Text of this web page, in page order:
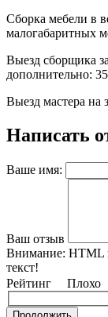
Сборка мебели в
малогабаритных
Выезд сборщика
дополнительно:
Выезд мастера на
Написать
Ваше имя:
Ваш отзыв
Внимание: HTML
текст!
Рейтинг Плохо